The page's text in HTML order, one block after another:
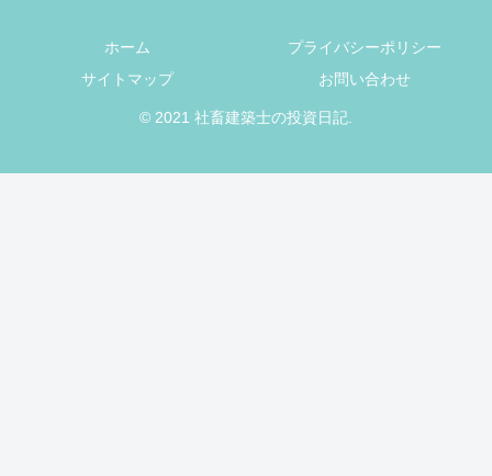
ホーム
プライバシーポリシー
サイトマップ
お問い合わせ
© 2021 社畜建築士の投資日記.